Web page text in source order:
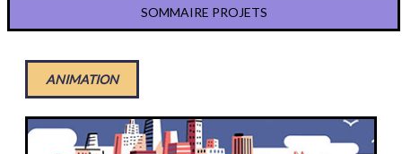
SOMMAIRE PROJETS
ANIMATION